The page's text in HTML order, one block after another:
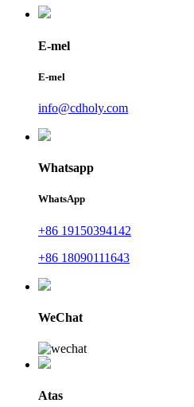
E-mel
E-mel
info@cdholy.com
Whatsapp
WhatsApp
+86 19150394142
+86 18090111643
WeChat
Atas